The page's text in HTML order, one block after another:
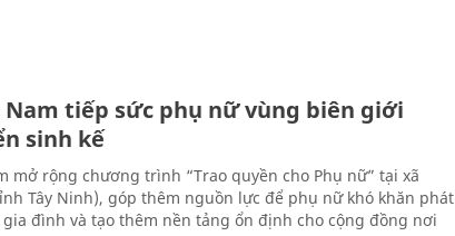
Nam tiếp sức phụ nữ vùng biên giới
sinh kế
mở rộng chương trình “Trao quyền cho Phụ nữ” tại xã
Tây Ninh), góp thêm nguồn lực để phụ nữ khó khăn phát
đình và tạo thêm nền tảng ổn định cho cộng đồng nơi